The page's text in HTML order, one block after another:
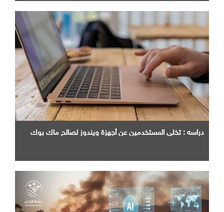
دراسه : تخلي المستخدمين عن أجهزة ويندوز لصالح ماك بوك